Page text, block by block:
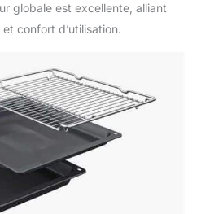
globale est excellente, alliant
confort d’utilisation.